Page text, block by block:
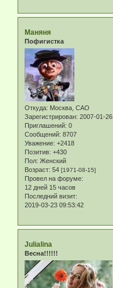
Маняня
Пофигистка
Откуда: Москва, САО
Зарегистрирован: 2007-01-26
Приглашений: 0
Сообщений: 8707
Уважение: +2418
Позитив: +430
Пол: Женский
Возраст: 54 [1971-08-15]
Провел на форуме:
12 дней 15 часов
Последний визит:
2019-03-23 09:53:42
Julialina
Весна!!!!!!